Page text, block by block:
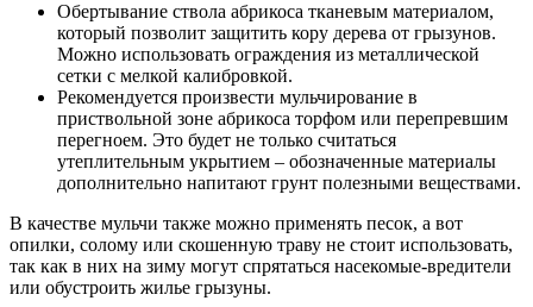
Обертывание ствола абрикоса тканевым материалом,
который позволит защитить кору дерева от грызунов.
Можно использовать ограждения из металлической
сетки с мелкой калибровкой.
Рекомендуется произвести мульчирование в
приствольной зоне абрикоса торфом или перепревшим
перегноем. Это будет не только считаться
утеплительным укрытием – обозначенные материалы
дополнительно напитают грунт полезными веществами.
В качестве мульчи также можно применять песок, а вот
опилки, солому или скошенную траву не стоит использовать,
так как в них на зиму могут спрятаться насекомые-вредители
или обустроить жилье грызуны.